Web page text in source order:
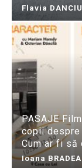
Flavia DANCIU
PASAJE
copii despre
Cum ar fi să
Ioana BRADEA